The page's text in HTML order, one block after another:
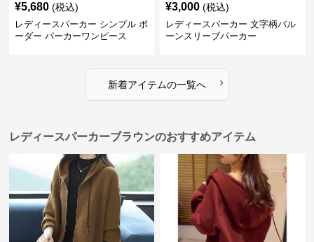
¥5,680 (税込)
レディースパーカー シンプル ボ
ーダー パーカーワンピース
¥3,000 (税込)
レディースパーカー 文字柄バル
ーンスリーブパーカー
新着アイテムの一覧へ ›
レディースパーカーブラウンのおすすめアイテム